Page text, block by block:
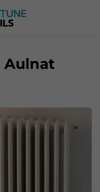
Aulnat